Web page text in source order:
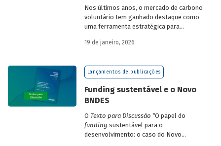
Nos últimos anos, o mercado de carbono
voluntário tem ganhado destaque como
uma ferramenta estratégica para
de carbono e demonstrar compromisso
19 de janeiro, 2026
Lançamentos de publicações
Funding sustentável e o Novo
BNDES
O Texto para Discussão “O papel do
funding sustentável para o
desenvolvimento: o caso do Novo